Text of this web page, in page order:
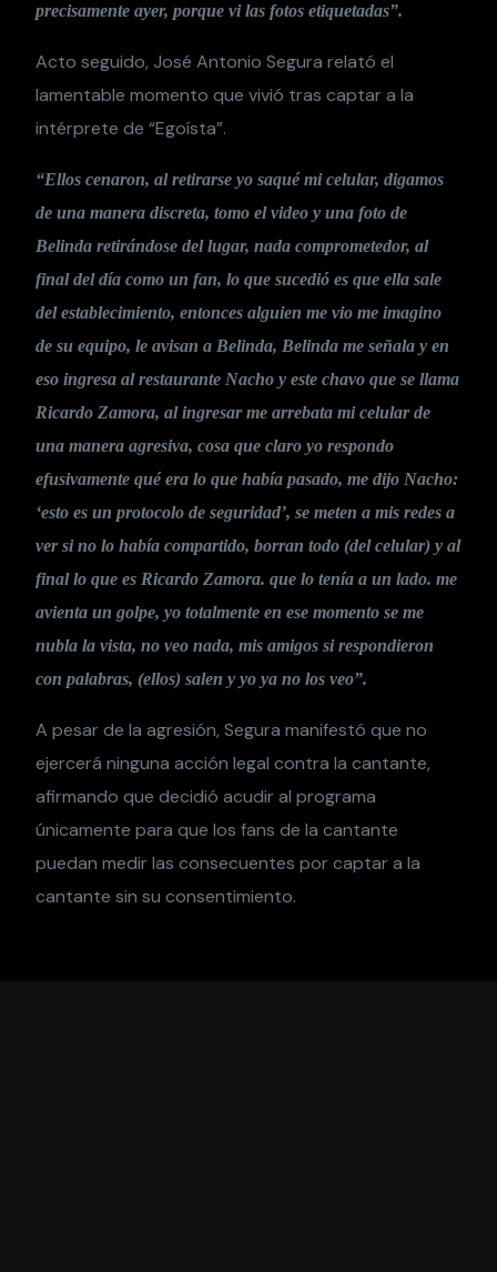
precisamente ayer, porque vi las fotos etiquetadas”.
Acto seguido, José Antonio Segura relató el
lamentable momento que vivió tras captar a la
intérprete de “Egoísta”.
“Ellos cenaron, al retirarse yo saqué mi celular, digamos
de una manera discreta, tomo el video y una foto de
Belinda retirándose del lugar, nada comprometedor, al
final del día como un fan, lo que sucedió es que ella sale
del establecimiento, entonces alguien me vio me imagino
de su equipo, le avisan a Belinda, Belinda me señala y en
eso ingresa al restaurante Nacho y este chavo que se llama
Ricardo Zamora, al ingresar me arrebata mi celular de
una manera agresiva, cosa que claro yo respondo
efusivamente qué era lo que había pasado, me dijo Nacho:
‘esto es un protocolo de seguridad’, se meten a mis redes a
ver si no lo había compartido, borran todo (del celular) y al
final lo que es Ricardo Zamora. que lo tenía a un lado. me
avienta un golpe, yo totalmente en ese momento se me
nubla la vista, no veo nada, mis amigos si respondieron
con palabras, (ellos) salen y yo ya no los veo”.
A pesar de la agresión, Segura manifestó que no
ejercerá ninguna acción legal contra la cantante,
afirmando que decidió acudir al programa
únicamente para que los fans de la cantante
puedan medir las consecuentes por captar a la
cantante sin su consentimiento.